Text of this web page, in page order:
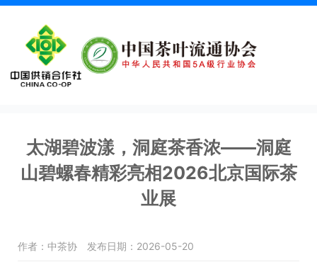
太湖碧波漾，洞庭茶香浓——洞庭
山碧螺春精彩亮相2026北京国际茶
业展
作者：中茶协 发布日期：2026-05-20